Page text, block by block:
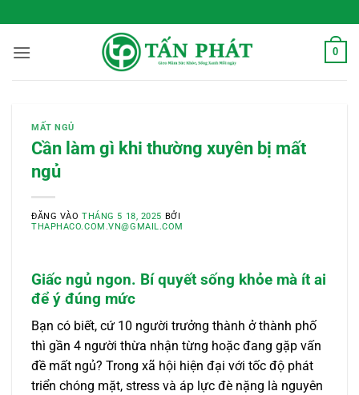
qua
nội
0
MẤT NGỦ
Cần làm gì khi thường xuyên bị mất
ngủ
ĐĂNG VÀOTHÁNG 5 18, 2025 BỞI
THAPHACO.COM.VN@GMAIL.COM
Giấc ngủ ngon. Bí quyết sống khỏe mà ít ai
để ý đúng mức
Bạn có biết, cứ 10 người trưởng thành ở thành phố
thì gần 4 người thừa nhận từng hoặc đang gặp vấn
đề mất ngủ? Trong xã hội hiện đại với tốc độ phát
triển chóng mặt, stress và áp lực đè nặng là nguyên